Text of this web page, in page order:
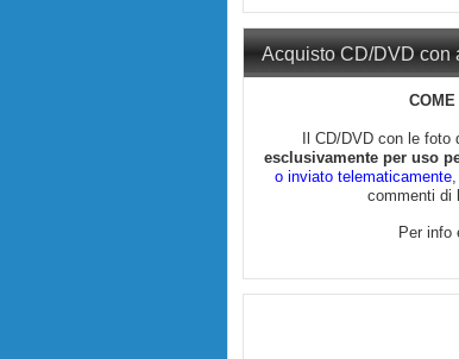
Acquisto CD/DVD con
Il CD/DVD con le
esclusivamente per uso
o inviato telematicamente,
commenti di
Per info